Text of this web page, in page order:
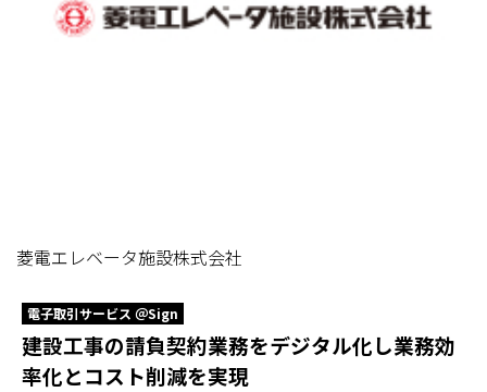
菱電エレベータ施設株式会社
電子取引サービス ＠Sign
建設工事の請負契約業務をデジタル化し業務効
率化とコスト削減を実現